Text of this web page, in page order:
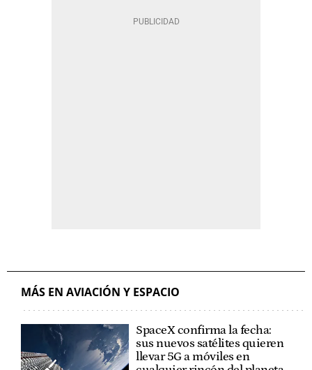
MÁS EN AVIACIÓN Y ESPACIO
SpaceX confirma la fecha:
sus nuevos satélites quieren
llevar 5G a móviles en